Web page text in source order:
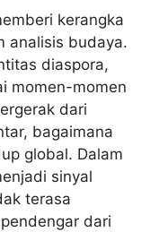
kerangka
analisis budaya.
diaspora,
momen-momen
dari
bagaimana
global. Dalam
sinyal
terasa
dari